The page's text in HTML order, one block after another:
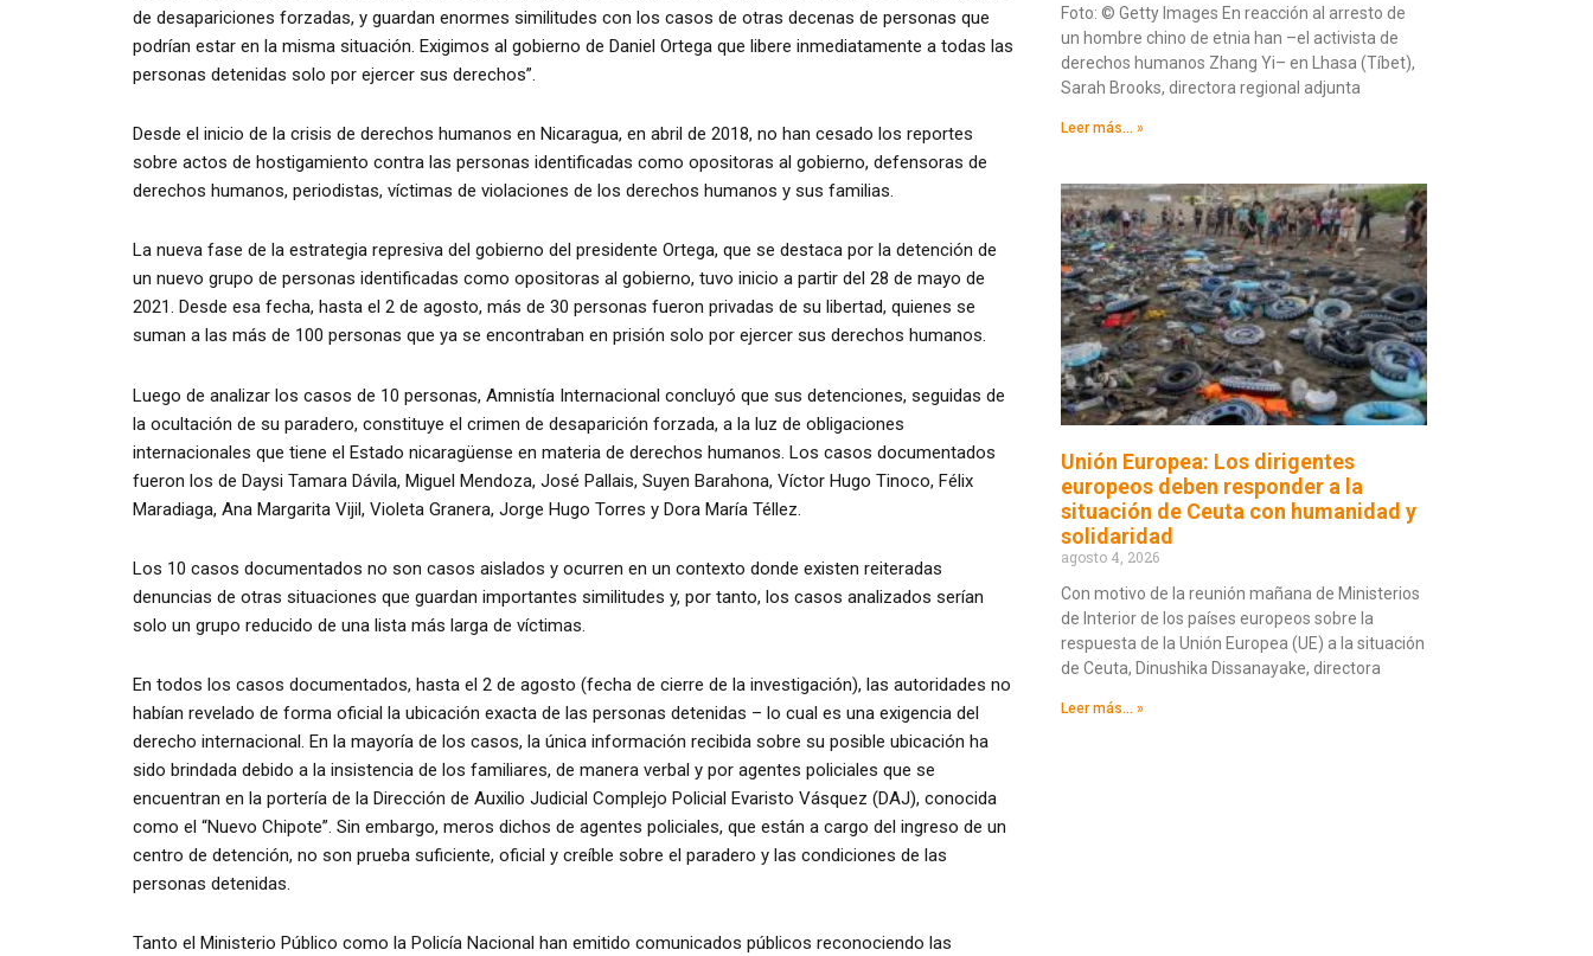
de desapariciones forzadas, y guardan enormes similitudes con los casos de otras decenas de personas que
podrían estar en la misma situación. Exigimos al gobierno de Daniel Ortega que libere inmediatamente a todas las
personas detenidas solo por ejercer sus derechos”.
Desde el inicio de la crisis de derechos humanos en Nicaragua, en abril de 2018, no han cesado los reportes
sobre actos de hostigamiento contra las personas identificadas como opositoras al gobierno, defensoras de
derechos humanos, periodistas, víctimas de violaciones de los derechos humanos y sus familias.
La nueva fase de la estrategia represiva del gobierno del presidente Ortega, que se destaca por la detención de
un nuevo grupo de personas identificadas como opositoras al gobierno, tuvo inicio a partir del 28 de mayo de
2021. Desde esa fecha, hasta el 2 de agosto, más de 30 personas fueron privadas de su libertad, quienes se
suman a las más de 100 personas que ya se encontraban en prisión solo por ejercer sus derechos humanos.
Luego de analizar los casos de 10 personas, Amnistía Internacional concluyó que sus detenciones, seguidas de
la ocultación de su paradero, constituye el crimen de desaparición forzada, a la luz de obligaciones
internacionales que tiene el Estado nicaragüense en materia de derechos humanos. Los casos documentados
fueron los de Daysi Tamara Dávila, Miguel Mendoza, José Pallais, Suyen Barahona, Víctor Hugo Tinoco, Félix
Maradiaga, Ana Margarita Vijil, Violeta Granera, Jorge Hugo Torres y Dora María Téllez.
Los 10 casos documentados no son casos aislados y ocurren en un contexto donde existen reiteradas
denuncias de otras situaciones que guardan importantes similitudes y, por tanto, los casos analizados serían
solo un grupo reducido de una lista más larga de víctimas.
En todos los casos documentados, hasta el 2 de agosto (fecha de cierre de la investigación), las autoridades no
habían revelado de forma oficial la ubicación exacta de las personas detenidas – lo cual es una exigencia del
derecho internacional. En la mayoría de los casos, la única información recibida sobre su posible ubicación ha
sido brindada debido a la insistencia de los familiares, de manera verbal y por agentes policiales que se
encuentran en la portería de la Dirección de Auxilio Judicial Complejo Policial Evaristo Vásquez (DAJ), conocida
como el “Nuevo Chipote”. Sin embargo, meros dichos de agentes policiales, que están a cargo del ingreso de un
centro de detención, no son prueba suficiente, oficial y creíble sobre el paradero y las condiciones de las
personas detenidas.
Tanto el Ministerio Público como la Policía Nacional han emitido comunicados públicos reconociendo las
Foto: © Getty Images En reacción al arresto de
un hombre chino de etnia han –el activista de
derechos humanos Zhang Yi– en Lhasa (Tíbet),
Sarah Brooks, directora regional adjunta
Leer más... »
Unión Europea: Los dirigentes
europeos deben responder a la
situación de Ceuta con humanidad y
solidaridad
agosto 4, 2026
Con motivo de la reunión mañana de Ministerios
de Interior de los países europeos sobre la
respuesta de la Unión Europea (UE) a la situación
de Ceuta, Dinushika Dissanayake, directora
Leer más... »